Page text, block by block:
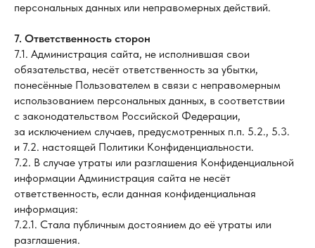
персональных данных или неправомерных действий.
7. Ответственность сторон
7.1. Администрация сайта, не исполнившая свои
обязательства, несёт ответственность за убытки,
понесённые Пользователем в связи с неправомерным
использованием персональных данных, в соответствии
с законодательством Российской Федерации,
за исключением случаев, предусмотренных п.п. 5.2., 5.3.
и 7.2. настоящей Политики Конфиденциальности.
7.2. В случае утраты или разглашения Конфиденциальной
информации Администрация сайта не несёт
ответственность, если данная конфиденциальная
информация:
7.2.1. Стала публичным достоянием до её утраты или
разглашения.